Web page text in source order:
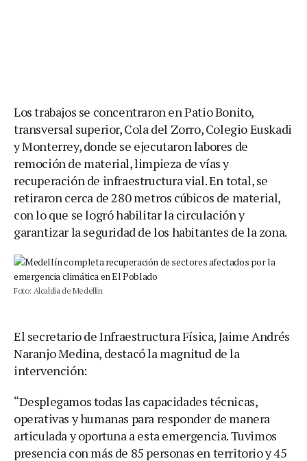
Los trabajos se concentraron en Patio Bonito,
transversal superior, Cola del Zorro, Colegio Euskadi
y Monterrey, donde se ejecutaron labores de
remoción de material, limpieza de vías y
recuperación de infraestructura vial. En total, se
retiraron cerca de 280 metros cúbicos de material,
con lo que se logró habilitar la circulación y
garantizar la seguridad de los habitantes de la zona.
Foto: Alcaldía de Medellín
El secretario de Infraestructura Física, Jaime Andrés
Naranjo Medina, destacó la magnitud de la
intervención:
“Desplegamos todas las capacidades técnicas,
operativas y humanas para responder de manera
articulada y oportuna a esta emergencia. Tuvimos
presencia con más de 85 personas en territorio y 45